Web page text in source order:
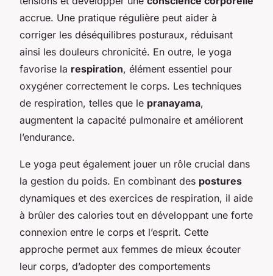
accrue. Une pratique régulière peut aider à
corriger les déséquilibres posturaux, réduisant
ainsi les douleurs chronicité. En outre, le yoga
favorise la respiration, élément essentiel pour
oxygéner correctement le corps. Les techniques
de respiration, telles que le pranayama,
augmentent la capacité pulmonaire et améliorent
l’endurance.
Le yoga peut également jouer un rôle crucial dans
la gestion du poids. En combinant des postures
dynamiques et des exercices de respiration, il aide
à brûler des calories tout en développant une forte
connexion entre le corps et l’esprit. Cette
approche permet aux femmes de mieux écouter
leur corps, d’adopter des comportements